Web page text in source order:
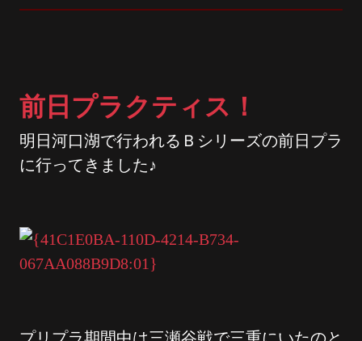
前日プラクティス！
明日河口湖で行われるＢシリーズの前日プラ
に行ってきました♪